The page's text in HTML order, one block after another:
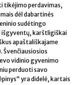
tikėjimo perdavimas,
dėl dabartinės
sudėtingo
išgyventų, karštligiškai
apaštališkajame
Švenčiausiosios
vidinio gyvenimo
perduoti savo
yra didelė, kartais